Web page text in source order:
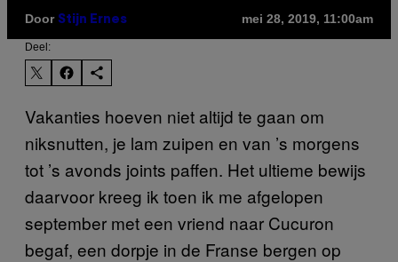
Door Stijn Ernes mei 28, 2019, 11:00am
Deel:
Vakanties hoeven niet altijd te gaan om
niksnutten, je lam zuipen en van ’s morgens
tot ’s avonds joints paffen. Het ultieme bewijs
daarvoor kreeg ik toen ik me afgelopen
september met een vriend naar Cucuron
begaf, een dorpje in de Franse bergen op